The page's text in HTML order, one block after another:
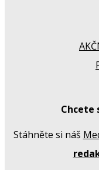
Chcete
Stáhněte si náš